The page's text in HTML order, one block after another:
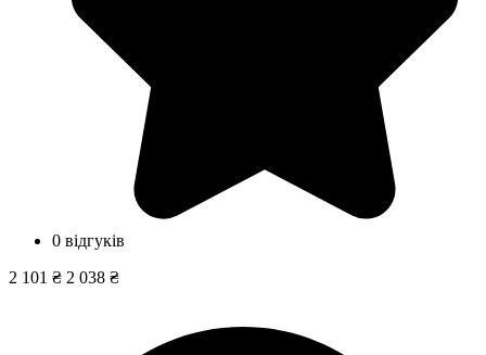
0 відгуків
2 101 ₴ 2 038 ₴